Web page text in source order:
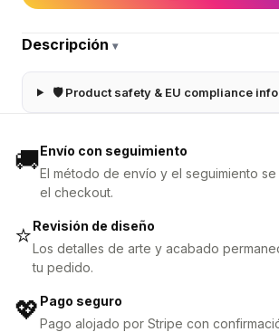
Descripción ▾
🛡 Product safety & EU compliance
🚚Envío con seguimiento
El método de envío y el seguimiento
el checkout.
⭐Revisión de diseño
Los detalles de arte y acabado
tu pedido.
💖 Pago seguro
Pago alojado por Stripe con